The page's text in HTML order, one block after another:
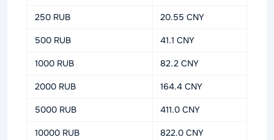
250 RUB 20.55 CNY
500 RUB 41.1 CNY
1000 RUB 82.2 CNY
2000 RUB 164.4 CNY
5000 RUB 411.0 CNY
10000 RUB 822.0 CNY